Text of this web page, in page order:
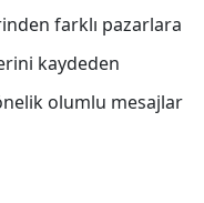
farklı pazarlara
kaydeden
olumlu mesajlar